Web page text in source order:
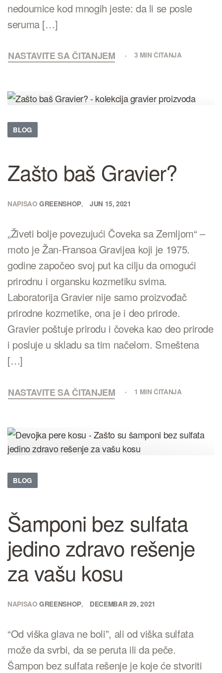
nedoumice kod mnogih jeste: da li se posle
seruma […]
NASTAVITE SA ČITANJEM 3 MIN ČITANJA
BLOG
Zašto baš Gravier?
NAPISAOGREENSHOP JUN 15, 2021
„Živeti bolje povezujući Čoveka sa Zemljom“ –
moto je Žan-Fransoa Gravijea koji je 1975.
godine započeo svoj put ka cilju da omogući
prirodnu i organsku kozmetiku svima.
Laboratorija Gravier nije samo proizvođač
prirodne kozmetike, ona je i deo prirode.
Gravier poštuje prirodu i čoveka kao deo prirode
i posluje u skladu sa tim načelom. Smeštena
[…]
NASTAVITE SA ČITANJEM 1 MIN ČITANJA
BLOG
Šamponi bez sulfata
jedino zdravo rešenje
za vašu kosu
NAPISAOGREENSHOP DECEMBAR 29, 2021
“Od viška glava ne boli”, ali od viška sulfata
može da svrbi, da se peruta ili da peče.
Šampon bez sulfata rešenje je koje će stvoriti